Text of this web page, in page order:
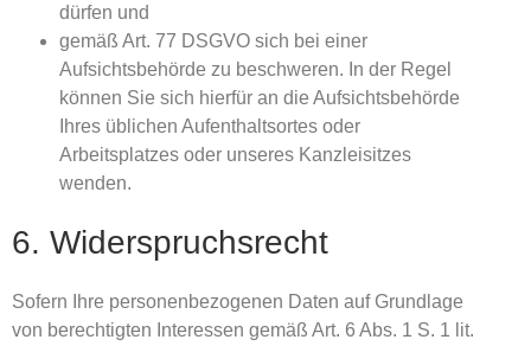
dürfen und
gemäß Art. 77 DSGVO sich bei einer
Aufsichtsbehörde zu beschweren. In der Regel
können Sie sich hierfür an die Aufsichtsbehörde
Ihres üblichen Aufenthaltsortes oder
Arbeitsplatzes oder unseres Kanzleisitzes
wenden.
6. Widerspruchsrecht
Sofern Ihre personenbezogenen Daten auf Grundlage
von berechtigten Interessen gemäß Art. 6 Abs. 1 S. 1 lit.